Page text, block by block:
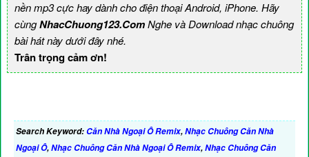
nền mp3 cực hay dành cho điện thoại Android, iPhone. Hãy
cùngNhacChuong123.ComNghe và Download nhạc chuông
bài hát này dưới đây nhé.
Trân trọng cảm ơn!
Search Keyword:Căn Nhà Ngoại Ô Remix,Nhạc Chuông Căn Nhà
Ngoại Ô,Nhạc Chuông Căn Nhà Ngoại Ô Remix,Nhạc Chuông Căn